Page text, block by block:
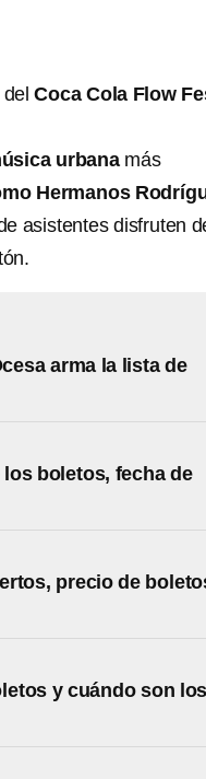
delCoca Cola Flow
urbanamás
Hermanos
asistentes disfruten
arma la lista de
boletos, fecha de
precio de
y cuándo son